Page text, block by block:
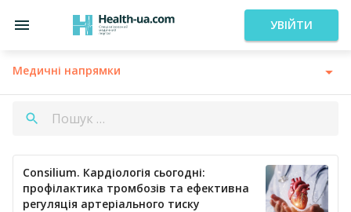
УВІЙТИ
Медичні напрямки
Consilium. Кардіологія сьогодні:
профілактика тромбозів та ефективна
регуляція артеріального тиску